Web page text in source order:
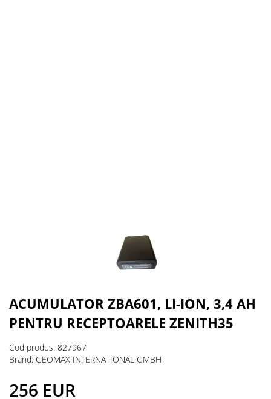
ACUMULATOR ZBA601, LI-ION, 3,4 AH
PENTRU RECEPTOARELE ZENITH35
Cod produs: 827967
Brand: GEOMAX INTERNATIONAL GMBH
256 EUR